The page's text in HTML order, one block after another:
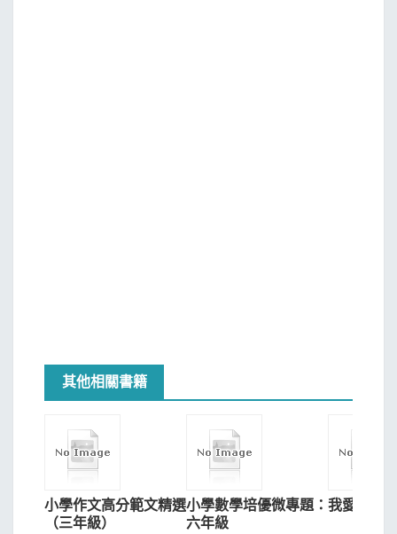
其他相關書籍
小學作文高分範文精選
（三年級）
小學數學培優微專題：
六年級
我愛吟誦